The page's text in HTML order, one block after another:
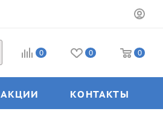
0 0 0
АКЦИИ КОНТАКТЫ